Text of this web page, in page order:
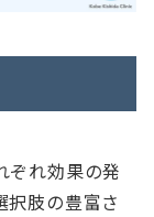
ぞれ効果の発
択肢の豊富さ